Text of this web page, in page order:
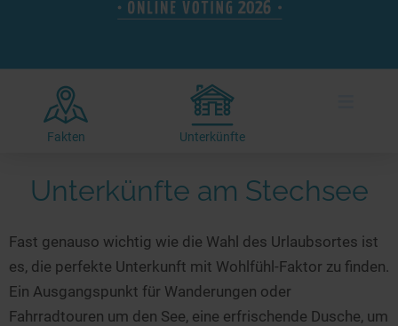
Radtouren am See
Kitesurfen
Kanu- & Kajaktouren
Badeseen in Deutschland
Wellness am See
Romantik Hotels
Urlaub an der Küste
Unterkünfte
Hotels am See
Ferienwohnungen
Camping
Kanu- & Kajak-Urlaub
Wanderurlaub
Bikeurlaub
Camping am See
Top-Hotels
Familienhotels
Wellness-Hotels
Ausgefallenes
Seen in Deutschland
Seen in Europa
Überwachte Badestellen
Unsere See-Highlights
Deutschlands schönste Seen
Top Seen nach Bundesländern
Fakten Unterkünfte
Unterkünfte am Stechsee
Fast genauso wichtig wie die Wahl des Urlaubsortes ist
es, die perfekte Unterkunft mit Wohlfühl-Faktor zu finden.
Ein Ausgangspunkt für Wanderungen oder
Fahrradtouren um den See, eine erfrischende Dusche, um